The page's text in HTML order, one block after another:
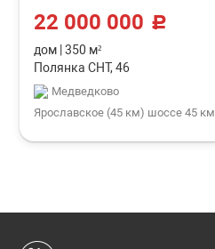
22 000 000 c
дом 350 м²
Полянка СНТ, 46
Медведково
Ярославское (45 км) шоссе 45 км